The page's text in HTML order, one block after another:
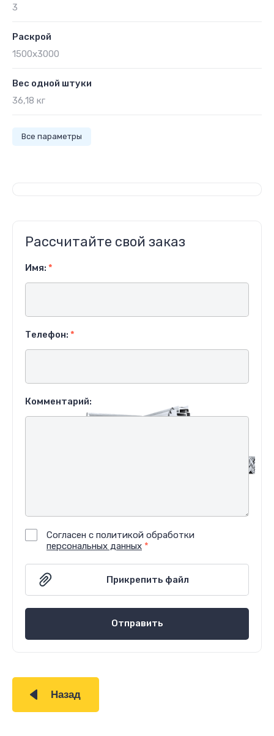
3
Раскрой
1500х3000
Вес одной штуки
36,18 кг
Все параметры
Рассчитайте свой заказ
Имя: *
Телефон: *
Комментарий:
Согласен с политикой обработки
персональных данных *
Отправить
Назад